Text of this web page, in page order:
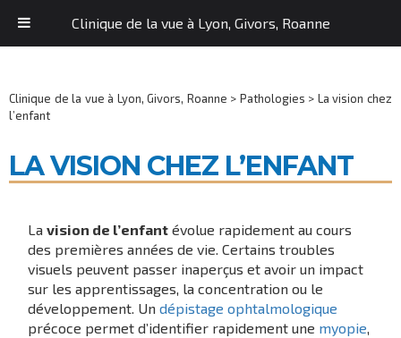
Clinique de la vue à Lyon, Givors, Roanne > Pathologies > La vision chez
l’enfant
LA VISION CHEZ L’ENFANT
Lavision de l’enfant évolue rapidement au cours
des premières années de vie. Certains troubles
visuels peuvent passer inaperçus et avoir un impact
sur les apprentissages, la concentration ou le
développement. Undépistage ophtalmologique
précoce permet d’identifier rapidement une myopie,
Clinique de la vue à Lyon, Givors, Roanne